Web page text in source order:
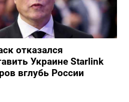
отказался
Украине Starlink
вглубь России